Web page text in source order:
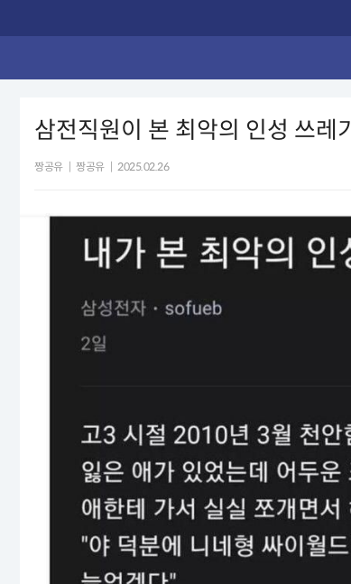
삼전직원이 본 최악의 인성 쓰레기
짱공유 짱공유 2025.02.26